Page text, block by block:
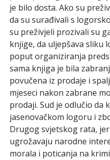
je bilo dosta. Ako su
da su surađivali s
su preživjeli prozivali su
knjige, da uljepšava sliku
poput organiziranja
sama knjiga je bila
povučena iz prodaje i
mjeseci nakon zabrane
prodaji. Sud je odlučio da
jasenovačkom logoru i
Drugog svjetskog rata,
ugrožavaju narodne
morala i poticanja na